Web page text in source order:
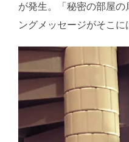
が発生。「秘密の部屋の
ングメッセージがそこ